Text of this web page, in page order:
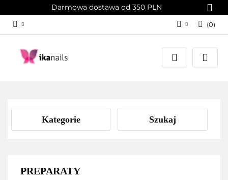
Darmowa dostawa od 350 PLN
Zaloguj się
Załóż konto
(0)
Kategorie Szukaj
PREPARATY